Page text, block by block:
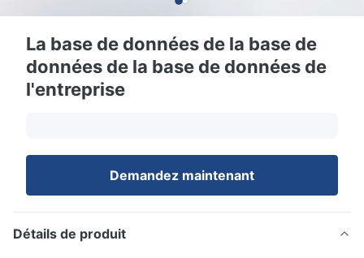
La base de données de la base de
données de la base de données de
l'entreprise
Demandez maintenant
Détails de produit